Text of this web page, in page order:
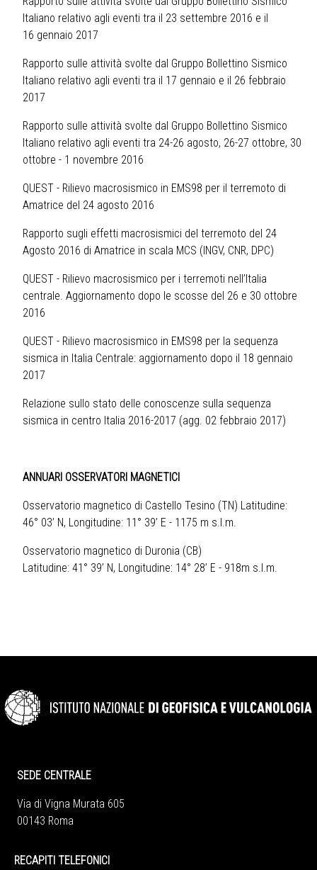
Italiano relativo agli eventi tra il 23 settembre 2016 e il
16 gennaio 2017
Rapporto sulle attività svolte dal Gruppo Bollettino Sismico
Italiano relativo agli eventi tra il 17 gennaio e il 26 febbraio
2017
Rapporto sulle attività svolte dal Gruppo Bollettino Sismico
Italiano relativo agli eventi tra 24-26 agosto, 26-27 ottobre, 30
ottobre - 1 novembre 2016
QUEST - Rilievo macrosismico in EMS98 per il terremoto di
Amatrice del 24 agosto 2016
Rapporto sugli effetti macrosismici del terremoto del 24
Agosto 2016 di Amatrice in scala MCS (INGV, CNR, DPC)
QUEST - Rilievo macrosismico per i terremoti nell’Italia
centrale. Aggiornamento dopo le scosse del 26 e 30 ottobre
2016
QUEST - Rilievo macrosismico in EMS98 per la sequenza
sismica in Italia Centrale: aggiornamento dopo il 18 gennaio
2017
Relazione sullo stato delle conoscenze sulla sequenza
sismica in centro Italia 2016-2017 (agg. 02 febbraio 2017)
ANNUARI OSSERVATORI MAGNETICI
Osservatorio magnetico di Castello Tesino (TN) Latitudine:
46° 03’ N, Longitudine: 11° 39’ E - 1175 m s.l.m.
Osservatorio magnetico di Duronia (CB)
Latitudine: 41° 39’ N, Longitudine: 14° 28’ E - 918m s.l.m.
SEDE CENTRALE
Via di Vigna Murata 605
00143 Roma
RECAPITI TELEFONICI